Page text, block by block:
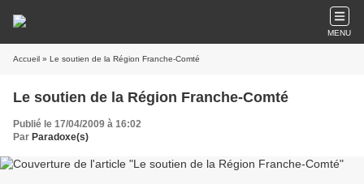
MENU
Accueil » Le soutien de la Région Franche-Comté
Le soutien de la Région Franche-Comté
Publié le 17/04/2009 à 16:02
Par Paradoxe(s)